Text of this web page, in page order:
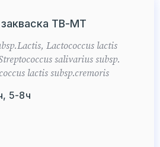
ТВ-МТ
Lactococcus lactis
salivarius subsp.
lactis subsp.cremoris
5-8ч